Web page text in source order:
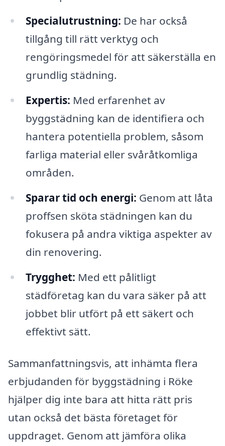
Specialutrustning: De har också
tillgång till rätt verktyg och
rengöringsmedel för att säkerställa en
grundlig städning.
Expertis: Med erfarenhet av
byggstädning kan de identifiera och
hantera potentiella problem, såsom
farliga material eller svåråtkomliga
områden.
Sparar tid och energi: Genom att låta
proffsen sköta städningen kan du
fokusera på andra viktiga aspekter av
din renovering.
Trygghet: Med ett pålitligt
städföretag kan du vara säker på att
jobbet blir utfört på ett säkert och
effektivt sätt.
Sammanfattningsvis, att inhämta flera
erbjudanden för byggstädning i Röke
hjälper dig inte bara att hitta rätt pris
utan också det bästa företaget för
uppdraget. Genom att jämföra olika